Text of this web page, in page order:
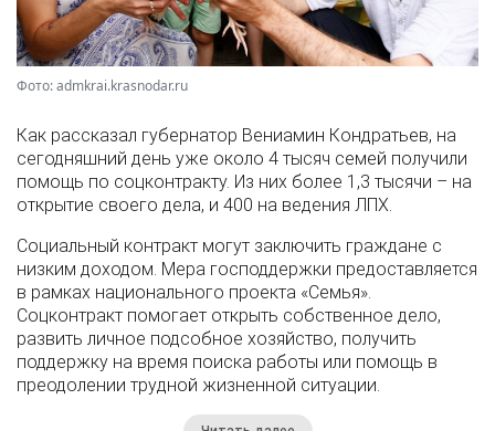
Фото: admkrai.krasnodar.ru
Как рассказал губернатор Вениамин Кондратьев, на
сегодняшний день уже около 4 тысяч семей получили
помощь по соцконтракту. Из них более 1,3 тысячи – на
открытие своего дела, и 400 на ведения ЛПХ.
Социальный контракт могут заключить граждане с
низким доходом. Мера господдержки предоставляется
в рамках национального проекта «Семья».
Соцконтракт помогает открыть собственное дело,
развить личное подсобное хозяйство, получить
поддержку на время поиска работы или помощь в
преодолении трудной жизненной ситуации.